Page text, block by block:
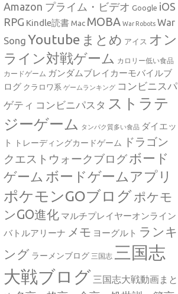
Amazon プライム・ビデオ Google iOS
RPG Kindle読書 Mac MOBA War Robots War
Song Youtube まとめ アイス オン
ライン対戦ゲーム カロリー低い食品
カードゲーム ガンダムブレイカーモバイルブ
ログ クラロワ系 ゲームランキング コンビニスパ
ゲティ コンビニパスタ ストラテ
ジーゲーム
タンパク質多い食品 ダイエッ
ト
トレーディングカードゲーム
ドラゴン
クエストウォークブログボード
ゲーム ボードゲームアプリ
ポケモンGOブログポケモ
ンGO進化 マルチプレイヤーオンライン
バトルアリーナ メモ ヨーグルト ランキ
ング ラーメンブログ 三国志 三国志
大戦ブログ 三国志大戦動画まと